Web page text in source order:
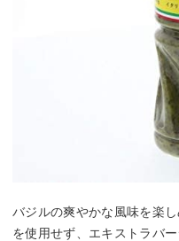
バジルの爽やかな風味を楽
を使用せず、エキストラバ